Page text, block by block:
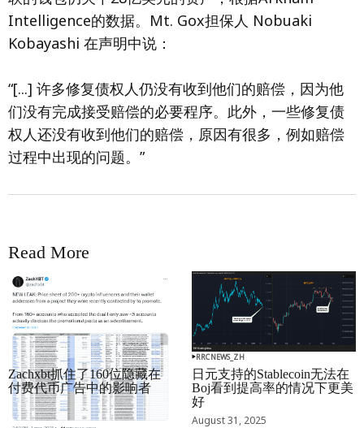
Intelligence的数据。Mt. Gox担保人 Nobuaki
Kobayashi 在声明中说：
“[...] 许多修复债权人仍没有收到他们的赔偿，因为他
们没有完成接受赔偿的必要程序。此外，一些修复债
权人还没有收到他们的赔偿，原因有很多，例如赔偿
过程中出现的问题。”
Read More
RRCNEWS_ZH
Zachxbt抓住了160位隐藏在
付费代币广告中的影响者
September 01, 2025
RRCNEWS_ZH
日元支持的Stablecoin无法在
Boj看到提高率的情况下更美
好
August 31, 2025